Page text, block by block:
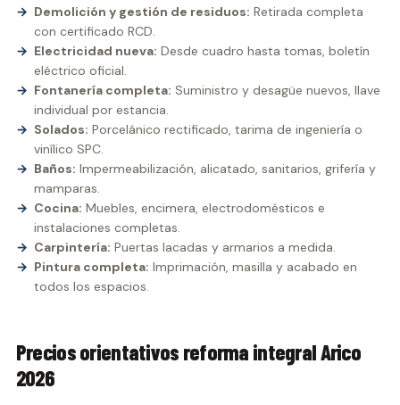
Demolición y gestión de residuos: Retirada completa
con certificado RCD.
Electricidad nueva: Desde cuadro hasta tomas, boletín
eléctrico oficial.
Fontanería completa: Suministro y desagüe nuevos, llave
individual por estancia.
Solados: Porcelánico rectificado, tarima de ingeniería o
vinílico SPC.
Baños: Impermeabilización, alicatado, sanitarios, grifería y
mamparas.
Cocina: Muebles, encimera, electrodomésticos e
instalaciones completas.
Carpintería: Puertas lacadas y armarios a medida.
Pintura completa: Imprimación, masilla y acabado en
todos los espacios.
Precios orientativos reforma integral Arico
2026